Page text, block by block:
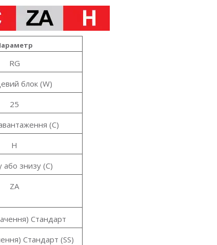
RG
блок (W)
25
(C)
H
або знизу (C)
ZA
Стандарт
Стандарт (SS)